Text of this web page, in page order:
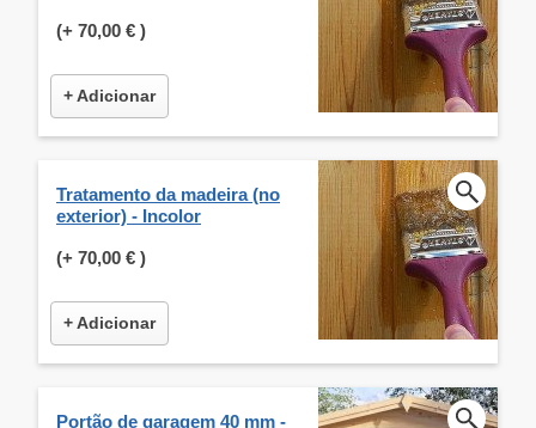
(+ 70,00 € )
+ Adicionar
Tratamento da madeira (no
exterior) - Incolor
(+ 70,00 € )
+ Adicionar
Portão de garagem 40 mm -